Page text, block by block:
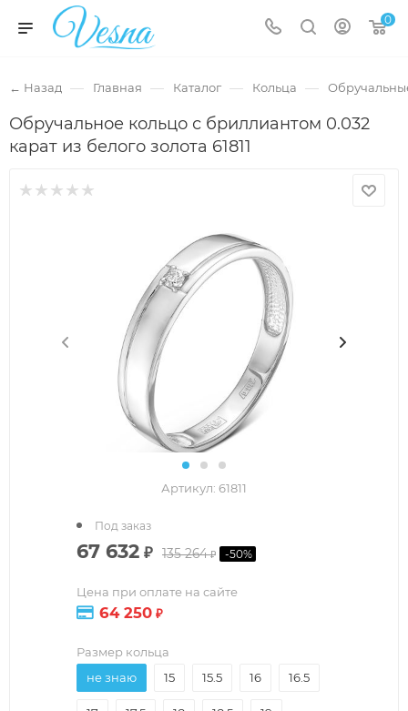
0
← Назад — Главная — Каталог — Кольца —
Обручальное кольцо с бриллиантом 0.032
карат из белого золота 61811
Артикул: 61811
67 632 ₽ 135 264₽ -50%
Цена при оплате на сайте
64 250 ₽
Под заказ
Размер кольца
не знаю
15 15.5 16 16.5